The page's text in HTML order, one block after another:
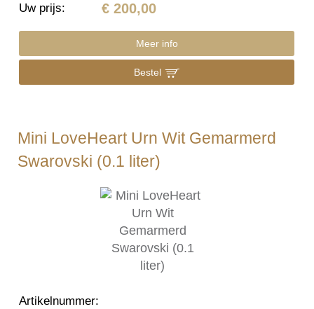
Uw prijs: € 200,00
Meer info
Bestel
Mini LoveHeart Urn Wit Gemarmerd
Swarovski (0.1 liter)
Artikelnummer: